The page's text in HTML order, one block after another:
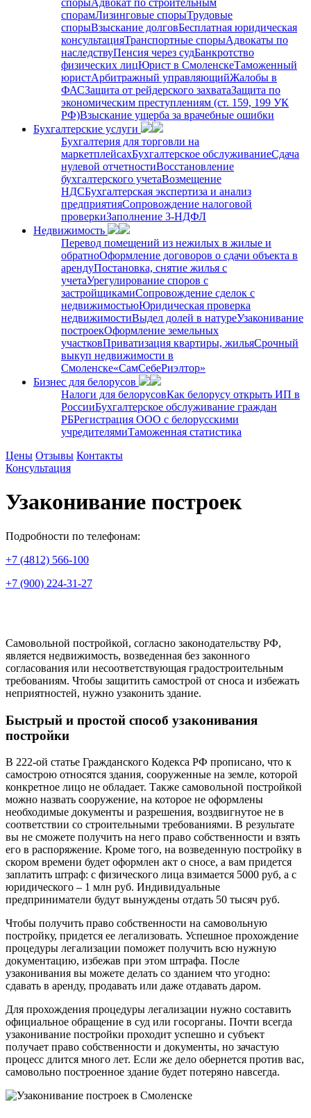
спорыАдвокат по строительным
спорамЛизинговые спорыТрудовые
спорыВзыскание долговБесплатная юридическая
консультацияТранспортные спорыАдвокаты по
наследствуПенсия через судБанкротство
физических лицЮрист в СмоленскеТаможенный
юристАрбитражный управляющийЖалобы в
ФАСЗащита от рейдерского захватаЗащита по
экономическим преступлениям (ст. 159, 199 УК
РФ)Взыскание ущерба за врачебные ошибки
Бухгалтерские услуги
Бухгалтерия для торговли на
маркетплейсахБухгалтерское обслуживаниеСдача
нулевой отчетностиВосстановление
бухгалтерского учетаВозмещение
НДСБухгалтерская экспертиза и анализ
предприятияСопровождение налоговой
проверкиЗаполнение 3-НДФЛ
Недвижимость
Перевод помещений из нежилых в жилые и
обратноОформление договоров о сдачи объекта в
арендуПостановка, снятие жилья с
учетаУрегулирование споров с
застройщикамиСопровождение сделок с
недвижимостьюЮридическая проверка
недвижимостиВыдел долей в натуреУзаконивание
построекОформление земельных
участковПриватизация квартиры, жильяСрочный
выкуп недвижимости в
Cмоленске«СамСебеРиэлтор»
Бизнес для белорусов
Налоги для белорусовКак белорусу открыть ИП в
РоссииБухгалтерское обслуживание граждан
РБРегистрация ООО с белорусскими
учредителямиТаможенная статистика
Цены Отзывы Контакты
Консультация
Узаконивание построек
Подробности по телефонам:
+7 (4812) 566-100
+7 (900) 224-31-27
Самовольной постройкой, согласно законодательству РФ,
является недвижимость, возведенная без законного
согласования или несоответствующая градостроительным
требованиям. Чтобы защитить самострой от сноса и избежать
неприятностей, нужно узаконить здание.
Быстрый и простой способ узаконивания
постройки
В 222-ой статье Гражданского Кодекса РФ прописано, что к
самострою относятся здания, сооруженные на земле, которой
конкретное лицо не обладает. Также самовольной постройкой
можно назвать сооружение, на которое не оформлены
необходимые документы и разрешения, воздвигнутое не в
соответствии со строительными требованиями. В результате
вы не сможете получить на него право собственности и взять
его в распоряжение. Кроме того, на возведенную постройку в
скором времени будет оформлен акт о сносе, а вам придется
заплатить штраф: с физического лица взимается 5000 руб, а с
юридического – 1 млн руб. Индивидуальные
предприниматели будут вынуждены отдать 50 тысяч руб.
Чтобы получить право собственности на самовольную
постройку, придется ее легализовать. Успешное прохождение
процедуры легализации поможет получить всю нужную
документацию, избежав при этом штрафа. После
узаконивания вы можете делать со зданием что угодно:
сдавать в аренду, продавать или даже отдавать даром.
Для прохождения процедуры легализации нужно составить
официальное обращение в суд или госорганы. Почти всегда
узаконивание постройки проходит успешно и субъект
получает право собственности и документы, но зачастую
процесс длится много лет. Если же дело обернется против вас,
самовольно построенное здание будет потеряно навсегда.